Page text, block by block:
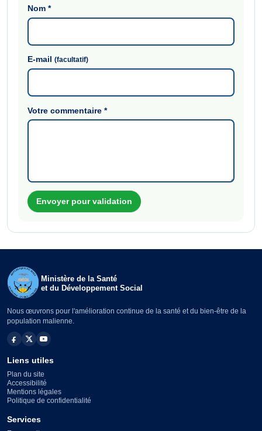
Nom*
E-mail(facultatif)
Votre commentaire*
Envoyer pour validation
Ministère de la Santé
et du Développement Social
Nous œuvrons pour l'amélioration continue de la santé et du bien-être de la
population malienne.
Liens utiles
Plan du site
Accessibilité
Mentions légales
Politique de confidentialité
Services